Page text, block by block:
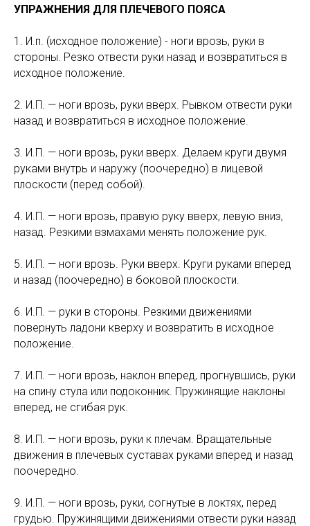
УПРАЖНЕНИЯ ДЛЯ ПЛЕЧЕВОГО ПОЯСА
1. И.п. (исходное положение) - ноги врозь, руки в
стороны. Резко отвести руки назад и возвратиться в
исходное положение.
2. И.П. — ноги врозь, руки вверх. Рывком отвести руки
назад и возвратиться в исходное положение.
3. И.П. — ноги врозь, руки вверх. Делаем круги двумя
руками внутрь и наружу (поочередно) в лицевой
плоскости (перед собой).
4. И.П. — ноги врозь, правую руку вверх, левую вниз,
назад. Резкими взмахами менять положение рук.
5. И.П. — ноги врозь. Руки вверх. Круги руками вперед
и назад (поочередно) в боковой плоскости.
6. И.П. — руки в стороны. Резкими движениями
повернуть ладони кверху и возвратить в исходное
положение.
7. И.П. — ноги врозь, наклон вперед, прогнувшись, руки
на спину стула или подоконник. Пружинящие наклоны
вперед, не сгибая рук.
8. И.П. — ноги врозь, руки к плечам. Вращательные
движения в плечевых суставах руками вперед и назад
поочередно.
9. И.П. — ноги врозь, руки, согнутые в локтях, перед
грудью. Пружинящими движениями отвести руки назад